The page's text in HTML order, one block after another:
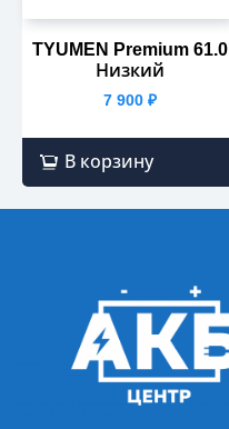
TYUMEN Premium 61.0
Низкий
7 900 ₽
В корзину